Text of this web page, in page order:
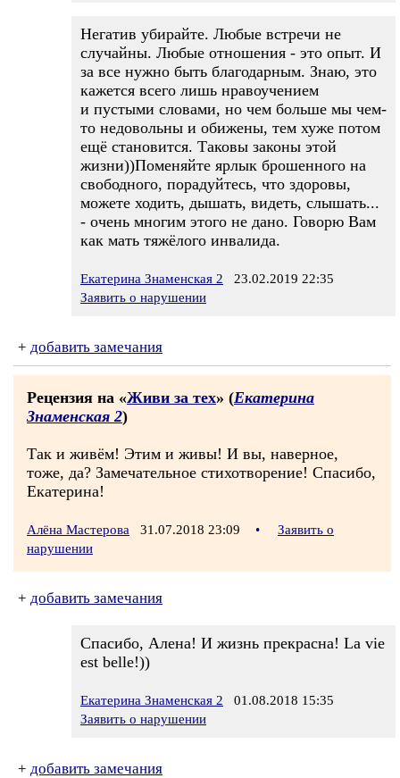
Негатив убирайте. Любые встречи не
случайны. Любые отношения - это опыт. И
за все нужно быть благодарным. Знаю, это
кажется всего лишь нравоучением
и пустыми словами, но чем больше мы чем-
то недовольны и обижены, тем хуже потом
ещё становится. Таковы законы этой
жизни))Поменяйте ярлык брошенного на
свободного, порадуйтесь, что здоровы,
можете ходить, дышать, видеть, слышать...
- очень многим этого не дано. Говорю Вам
как мать тяжёлого инвалида.
Екатерина Знаменская 2 23.02.2019 22:35
Заявить о нарушении
+ добавить замечания
Рецензия на «Живи за тех» (Екатерина
Знаменская 2)
Так и живём! Этим и живы! И вы, наверное,
тоже, да? Замечательное стихотворение! Спасибо,
Екатерина!
Алёна Мастерова 31.07.2018 23:09 •
Заявить о
нарушении
+ добавить замечания
Спасибо, Алена! И жизнь прекрасна! La vie
est belle!))
Екатерина Знаменская 2 01.08.2018 15:35
Заявить о нарушении
+ добавить замечания